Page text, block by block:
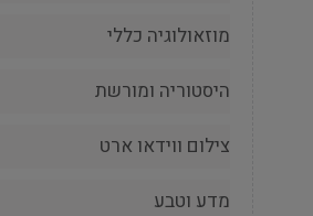
מוזאולוגיה כללי
היסטוריה ומורשת
צילום ווידאו ארט
מדע וטבע